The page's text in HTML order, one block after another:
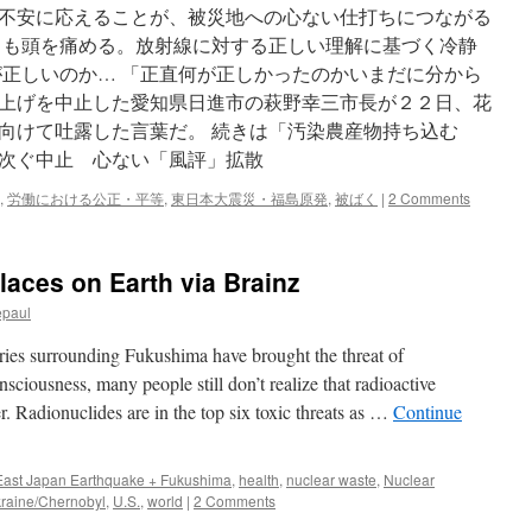
切
り
発
車
で
い
い
via
安に応えることが、被災地への心ない仕打ちにつながる
頭を痛める。放射線に対する正しい理解に基づく冷静
しいのか… 「正直何が正しかったのかいまだに分から
げを中止した愛知県日進市の萩野幸三市長が２２日、花
けて吐露した言葉だ。 続きは「汚染農産物持ち込む
ぐ中止 心ない「風評」拡散
, 労働における公正・平等, 東日本大震災・福島原発, 被ばく | 2 Comments
on Earth via Brainz
surrounding Fukushima have brought the threat of
many people still don’t realize that radioactive
Radionuclides are in the top six toxic threats as … Continue
Japan Earthquake + Fukushima, health, nuclear waste, Nuclear
Chernobyl, U.S., world | 2 Comments